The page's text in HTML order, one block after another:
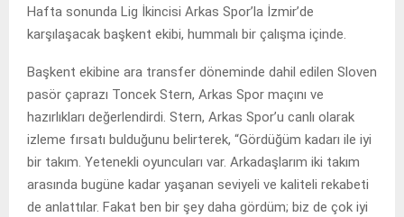
Hafta sonunda Lig İkincisi Arkas Spor’la İzmir’de
karşılaşacak başkent ekibi, hummalı bir çalışma içinde.
Başkent ekibine ara transfer döneminde dahil edilen Sloven
pasör çaprazı Toncek Stern, Arkas Spor maçını ve
hazırlıkları değerlendirdi. Stern, Arkas Spor’u canlı olarak
izleme fırsatı bulduğunu belirterek, “Gördüğüm kadarı ile iyi
bir takım. Yetenekli oyuncuları var. Arkadaşlarım iki takım
arasında bugüne kadar yaşanan seviyeli ve kaliteli rekabeti
de anlattılar. Fakat ben bir şey daha gördüm; biz de çok iyi